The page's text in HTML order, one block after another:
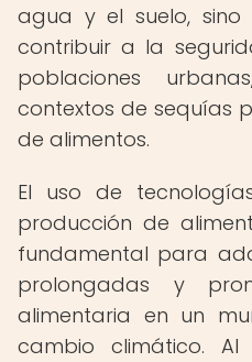
agua y el suelo,
contribuir a la
poblaciones
contextos de sequías
de alimentos.
El uso de
producción de
fundamental para
prolongadas y
alimentaria en un
cambio climático. Al